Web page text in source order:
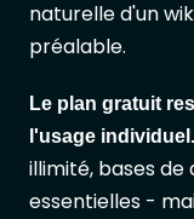
naturelle d'un
préalable.
Le plan gratuit
l'usage individuel.
illimité, bases de
essentielles -